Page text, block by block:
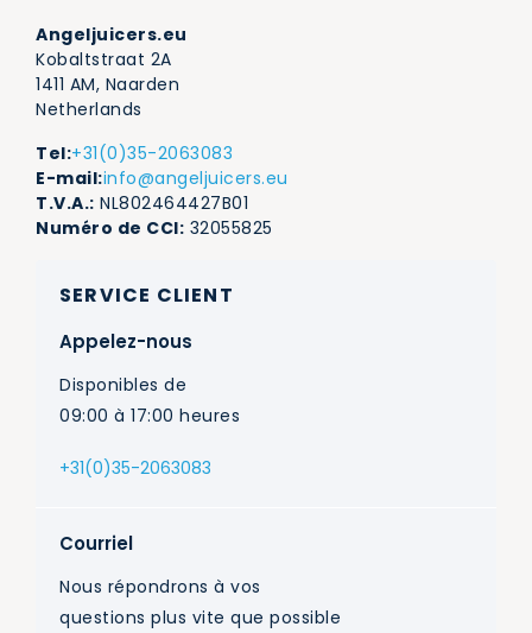
Angeljuicers.eu
Kobaltstraat 2A
1411 AM, Naarden
Netherlands
Tel:+31(0)35-2063083
E-mail:info@angeljuicers.eu
T.V.A.: NL802464427B01
Numéro de CCI: 32055825
SERVICE CLIENT
Appelez-nous
Disponibles de
09:00 à 17:00 heures
+31(0)35-2063083
Courriel
Nous répondrons à vos
questions plus vite que possible